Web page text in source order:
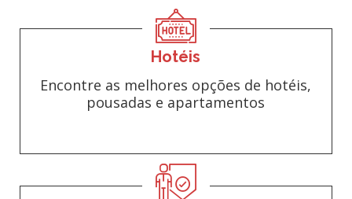
Hotéis
Encontre as melhores opções de hotéis,
pousadas e apartamentos